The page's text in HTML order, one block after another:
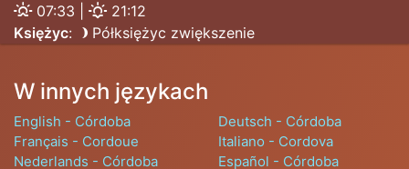
07:33 |
21:12
Księżyc: Półksiężyc zwiększenie
W innych językach
English - Córdoba
Deutsch - Córdoba
Français - Cordoue
Italiano - Cordova
Nederlands - Córdoba
Español - Córdoba